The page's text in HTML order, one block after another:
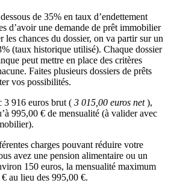
de 35% en taux d’endettement
d’avoir une demande de prêt immobilier
les chances du dossier, on va partir sur un
(taux historique utilisé). Chaque dossier
peut mettre en place des critères
Faites plusieurs dossiers de prêts
vos possibilités.
3 916 euros brut ( 3 015,00 euros net),
995,00 € de mensualité (à valider avec
charges pouvant réduire votre
avez une pension alimentaire ou un
150 euros, la mensualité maximum
au lieu des 995,00 €.